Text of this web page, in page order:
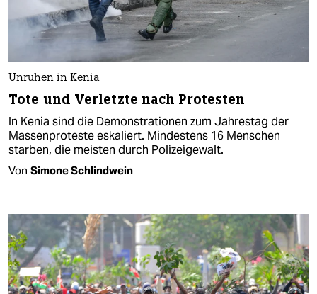
Unruhen in Kenia
Tote und Verletzte nach Protesten
In Kenia sind die Demonstrationen zum Jahrestag der
Massenproteste eskaliert. Mindestens 16 Menschen
starben, die meisten durch Polizeigewalt.
Von Simone Schlindwein